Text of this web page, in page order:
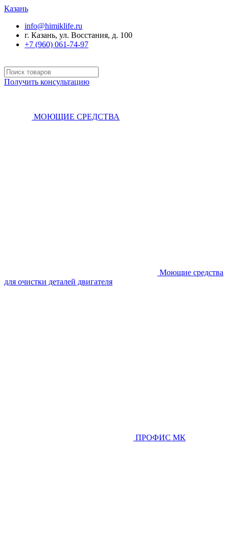
Казань
info@himiklife.ru
г. Казань, ул. Восстания, д. 100
+7 (960) 061-74-97
Получить консультацию
МОЮЩИЕ СРЕДСТВА
Моющие средства
для очистки деталей двигателя
ПРОФИС МК